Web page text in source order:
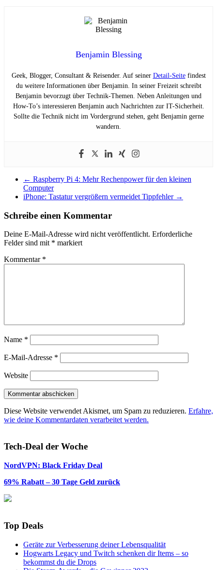
Benjamin Blessing
Geek, Blogger, Consultant & Reisender. Auf seiner Detail-Seitefindest
du weitere Informationen über Benjamin. In seiner Freizeit schreibt
Benjamin bevorzugt über Technik-Themen. Neben Anleitungen und
How-To’s interessieren Benjamin auch Nachrichten zur IT-Sicherheit.
Sollte die Technik nicht im Vordergrund stehen, geht Benjamin gerne
wandern.
← Raspberry Pi 4: Mehr Rechenpower für den kleinen
Computer
iPhone: Tastatur vergrößern vermeidet Tippfehler →
Schreibe einen Kommentar
Deine E-Mail-Adresse wird nicht veröffentlicht. Erforderliche
Felder sind mit * markiert
Kommentar *
Name *
E-Mail-Adresse *
Website
Diese Website verwendet Akismet, um Spam zu reduzieren. Erfahre,
wie deine Kommentardaten verarbeitet werden.
Tech-Deal der Woche
NordVPN: Black Friday Deal
69% Rabatt – 30 Tage Geld zurück
Top Deals
Geräte zur Verbesserung deiner Lebensqualität
Hogwarts Legacy und Twitch schenken dir Items – so
bekommst du die Drops